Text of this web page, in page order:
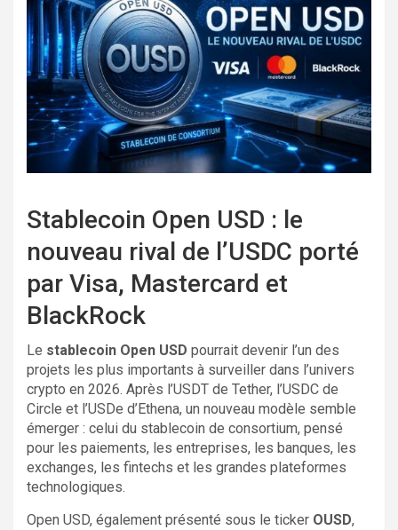
Stablecoin Open USD : le
nouveau rival de l’USDC porté
par Visa, Mastercard et
BlackRock
Le stablecoin Open USD pourrait devenir l’un des
projets les plus importants à surveiller dans l’univers
crypto en 2026. Après l’USDT de Tether, l’USDC de
Circle et l’USDe d’Ethena, un nouveau modèle semble
émerger : celui du stablecoin de consortium, pensé
pour les paiements, les entreprises, les banques, les
exchanges, les fintechs et les grandes plateformes
technologiques.
Open USD, également présenté sous le ticker OUSD,